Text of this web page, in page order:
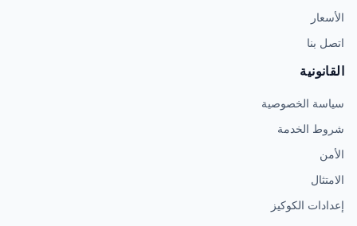
الأسعار
اتصل بنا
القانونية
سياسة الخصوصية
شروط الخدمة
الأمن
الامتثال
إعدادات الكوكيز